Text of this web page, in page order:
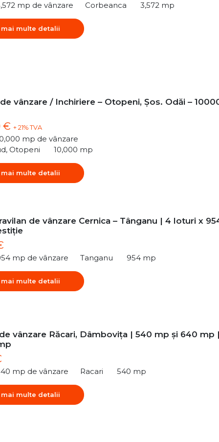
mp de vânzare Corbeanca 3,572 mp
mai multe detalii
vânzare / Inchiriere – Otopeni, Șos. Odăi –
€ + 21% TVA
mp de vânzare
Otopeni
10,000 mp
mai multe detalii
de vânzare Cernica – Tânganu | 4 loturi x
mp de vânzare Tanganu 954 mp
mai multe detalii
vânzare Răcari, Dâmbovița | 540 mp și 640 mp
mp de vânzare Racari 540 mp
mai multe detalii